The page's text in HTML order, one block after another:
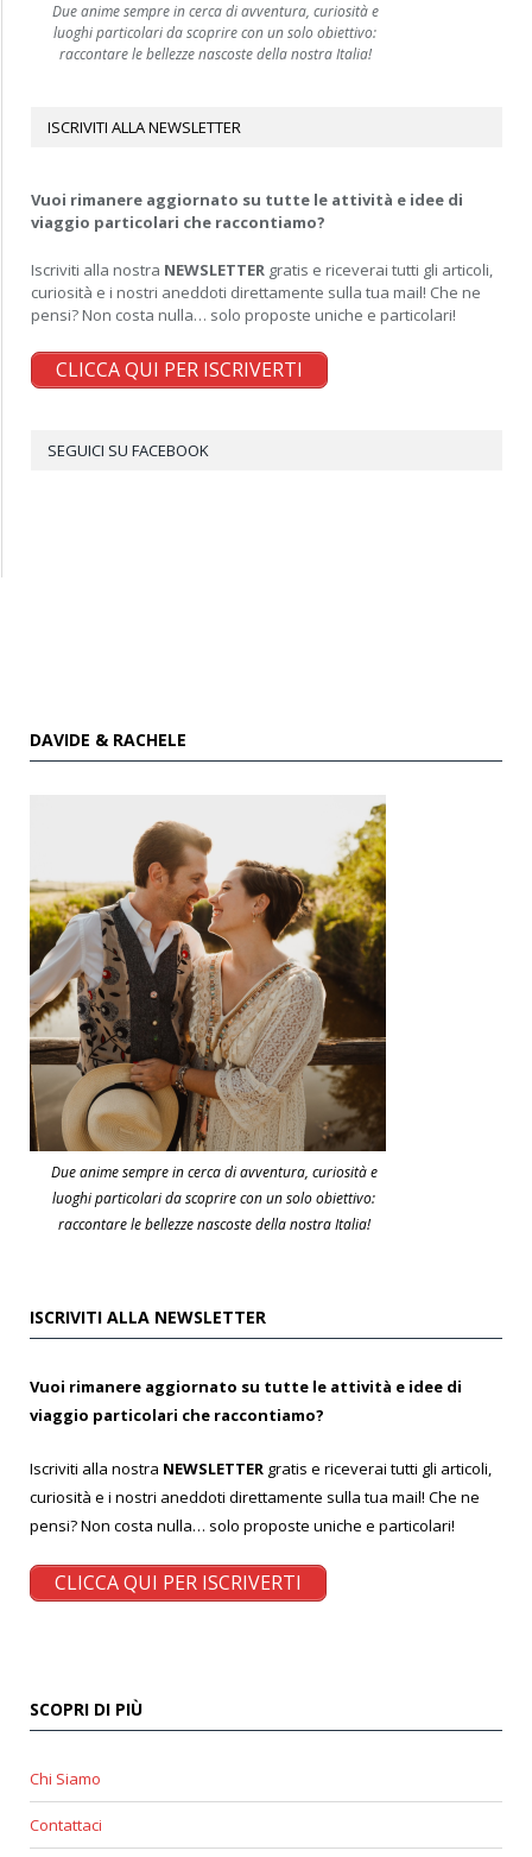
Due anime sempre in cerca di avventura, curiosità e
luoghi particolari da scoprire con un solo obiettivo:
raccontare le bellezze nascoste della nostra Italia!
ISCRIVITI ALLA NEWSLETTER
Vuoi rimanere aggiornato su tutte le attività e idee di
viaggio particolari che raccontiamo?
Iscriviti alla nostra NEWSLETTER gratis e riceverai tutti gli articoli,
curiosità e i nostri aneddoti direttamente sulla tua mail! Che ne
pensi? Non costa nulla… solo proposte uniche e particolari!
CLICCA QUI PER ISCRIVERTI
SEGUICI SU FACEBOOK
DAVIDE & RACHELE
Due anime sempre in cerca di avventura, curiosità e
luoghi particolari da scoprire con un solo obiettivo:
raccontare le bellezze nascoste della nostra Italia!
ISCRIVITI ALLA NEWSLETTER
Vuoi rimanere aggiornato su tutte le attività e idee di
viaggio particolari che raccontiamo?
Iscriviti alla nostra NEWSLETTER gratis e riceverai tutti gli articoli,
curiosità e i nostri aneddoti direttamente sulla tua mail! Che ne
pensi? Non costa nulla… solo proposte uniche e particolari!
CLICCA QUI PER ISCRIVERTI
SCOPRI DI PIÙ
Chi Siamo
Contattaci